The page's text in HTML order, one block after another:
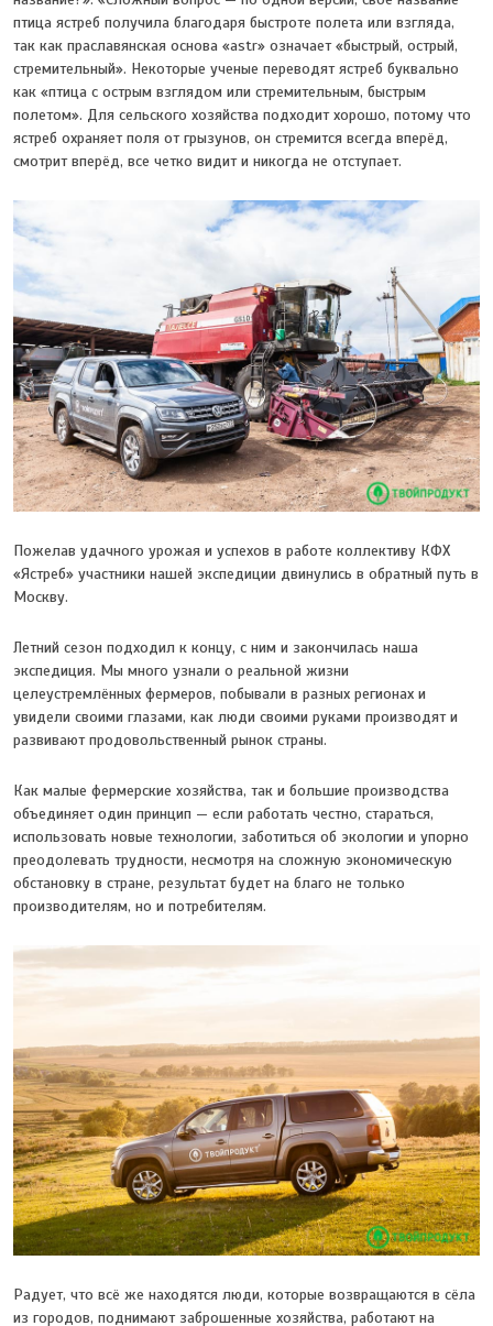
птица ястреб получила благодаря быстроте полета или взгляда,
так как праславянская основа «astr» означает «быстрый, острый,
стремительный». Некоторые ученые переводят ястреб буквально
как «птица с острым взглядом или стремительным, быстрым
полетом». Для сельского хозяйства подходит хорошо, потому что
ястреб охраняет поля от грызунов, он стремится всегда вперёд,
смотрит вперёд, все четко видит и никогда не отступает.
Пожелав удачного урожая и успехов в работе коллективу КФХ
«Ястреб» участники нашей экспедиции двинулись в обратный путь в
Москву.
Летний сезон подходил к концу, с ним и закончилась наша
экспедиция. Мы много узнали о реальной жизни
целеустремлённых фермеров, побывали в разных регионах и
увидели своими глазами, как люди своими руками производят и
развивают продовольственный рынок страны.
Как малые фермерские хозяйства, так и большие производства
объединяет один принцип — если работать честно, стараться,
использовать новые технологии, заботиться об экологии и упорно
преодолевать трудности, несмотря на сложную экономическую
обстановку в стране, результат будет на благо не только
производителям, но и потребителям.
Радует, что всё же находятся люди, которые возвращаются в сёла
из городов, поднимают заброшенные хозяйства, работают на